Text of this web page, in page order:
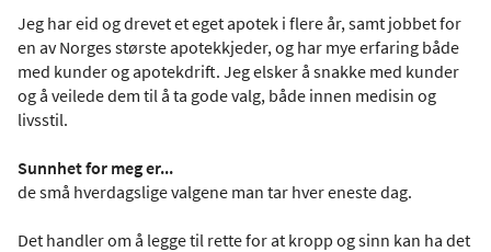
Jeg har eid og drevet et eget apotek i flere år, samt jobbet for
en av Norges største apotekkjeder, og har mye erfaring både
med kunder og apotekdrift. Jeg elsker å snakke med kunder
og å veilede dem til å ta gode valg, både innen medisin og
livsstil.
Sunnhet for meg er...
de små hverdagslige valgene man tar hver eneste dag.
Det handler om å legge til rette for at kropp og sinn kan ha det